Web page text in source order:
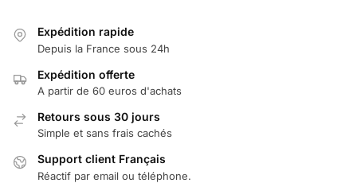
Expédition rapide
Depuis la France sous 24h
Expédition offerte
A partir de 60 euros d'achats
Retours sous 30 jours
Simple et sans frais cachés
Support client Français
Réactif par email ou téléphone.